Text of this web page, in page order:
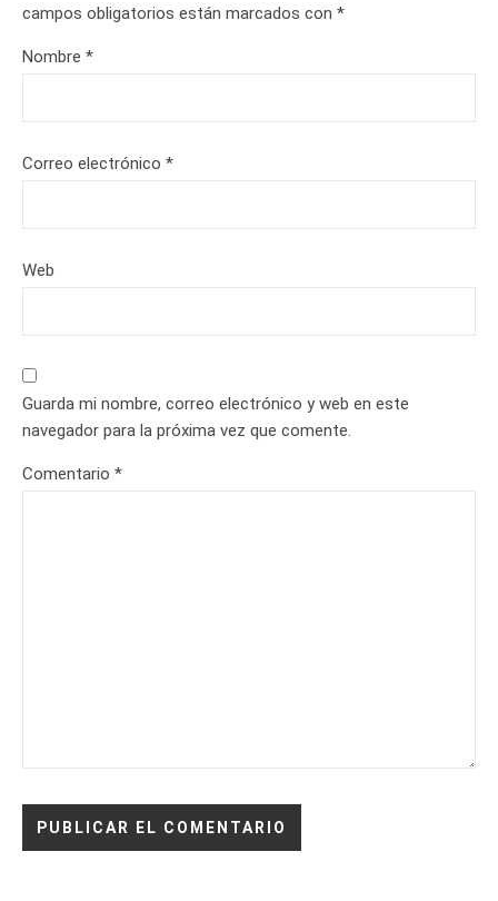
campos obligatorios están marcados con *
Nombre *
Correo electrónico *
Web
Guarda mi nombre, correo electrónico y web en este
navegador para la próxima vez que comente.
Comentario *